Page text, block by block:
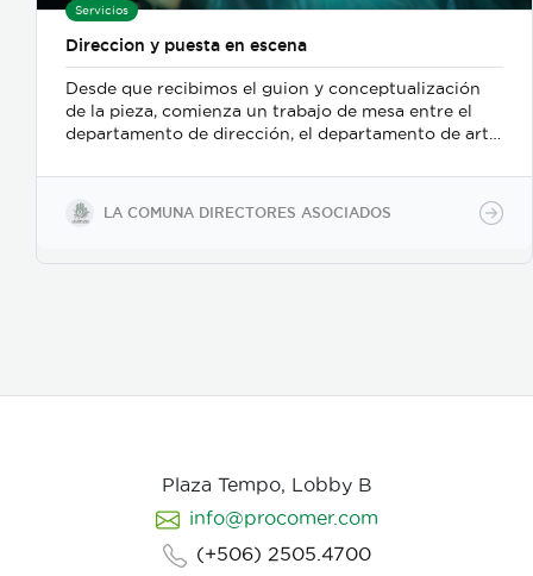
Servicios
Direccion y puesta en escena
Desde que recibimos el guion y conceptualización
de la pieza, comienza un trabajo de mesa entre el
departamento de dirección, el departamento de arte,
buscamos reforzar la historia, nos centramos
fuertemente en la selección de casting, en el tono
para los actores con instrucciones claras, paletas de
LA COMUNA DIRECTORES ASOCIADOS
Plaza Tempo, Lobby B
info@procomer.com
(+506) 2505.4700